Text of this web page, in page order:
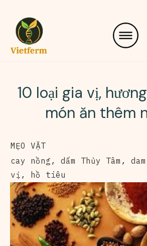
10 loại gia vị,
món ăn thêm
MẸO VẶT
cay nồng , dấm Thủy Tâm ,
vị , hồ tiêu